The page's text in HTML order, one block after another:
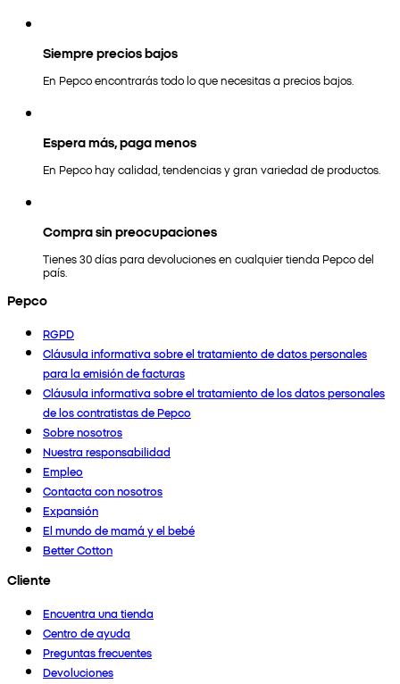
Siempre precios bajos
En Pepco encontrarás todo lo que necesitas a precios bajos.
Espera más, paga menos
En Pepco hay calidad, tendencias y gran variedad de productos.
Compra sin preocupaciones
Tienes 30 días para devoluciones en cualquier tienda Pepco del
país.
Pepco
RGPD
Cláusula informativa sobre el tratamiento de datos personales
para la emisión de facturas
Cláusula informativa sobre el tratamiento de los datos personales
de los contratistas de Pepco
Sobre nosotros
Nuestra responsabilidad
Empleo
Contacta con nosotros
Expansión
El mundo de mamá y el bebé
Better Cotton
Cliente
Encuentra una tienda
Centro de ayuda
Preguntas frecuentes
Devoluciones